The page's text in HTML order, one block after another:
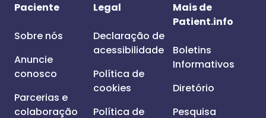
Paciente
Sobre nós
Anuncie
conosco
Parcerias e
colaboração
Legal
Declaração de
acessibilidade
Política de
cookies
Política de
Mais de
Patient.info
Boletins
Informativos
Diretório
Pesquisa